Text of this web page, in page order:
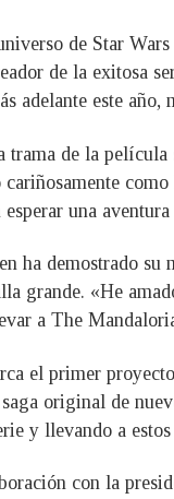
de Star
de la exitosa
adelante este año,
trama de la película
esperar una
ha demostrado
grande. «He
a The
el primer
original de
y llevando a
con la